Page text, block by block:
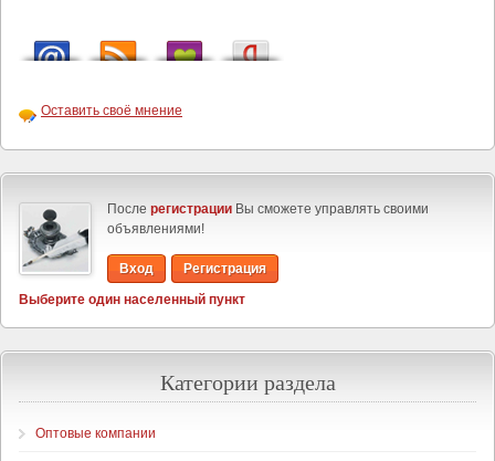
Оставить своё мнение
После регистрации Вы сможете управлять своими
объявлениями!
Вход
Регистрация
Выберите один населенный пункт
Категории раздела
Оптовые компании